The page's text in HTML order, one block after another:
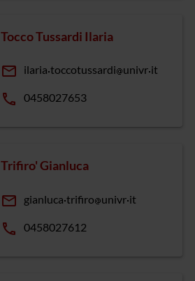
Tocco Tussardi Ilaria
email ilaria toccotussardi univr it
phone 0458027653
Trifiro' Gianluca
email gianluca trifiro univr it
phone 0458027612